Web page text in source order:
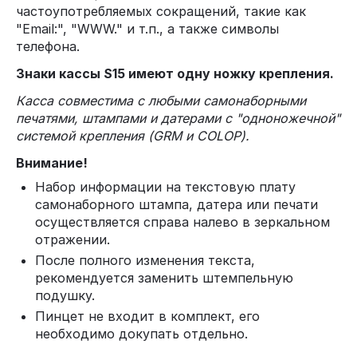
частоупотребляемых сокращений, такие как
"Email:", "WWW." и т.п., а также символы
телефона.
Знаки кассы S15 имеют одну ножку крепления.
Касса совместима с любыми самонаборными
печатями, штампами и датерами с "одноножечной"
системой крепления (GRM и COLOP).
Внимание!
Набор информации на текстовую плату
самонаборного штампа, датера или печати
осуществляется справа налево в зеркальном
отражении.
После полного изменения текста,
рекомендуется заменить штемпельную
подушку.
Пинцет не входит в комплект, его
необходимо докупать отдельно.